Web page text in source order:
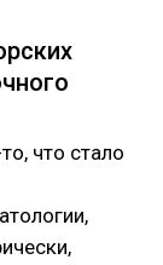
что стало